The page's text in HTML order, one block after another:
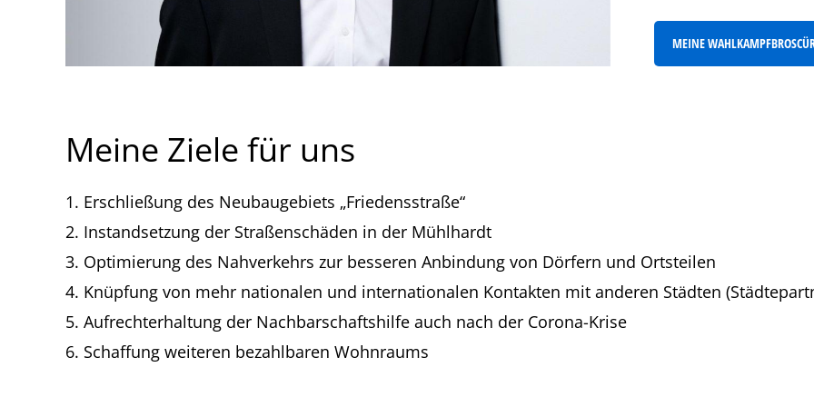
MEINE
Meine Ziele für uns
Erschließung des Neubaugebiets „Friedensstraße“
Instandsetzung der Straßenschäden in der Mühlhardt
Optimierung des Nahverkehrs zur besseren Anbindung von Dörfern und Ortsteilen
Knüpfung von mehr nationalen und internationalen Kontakten mit anderen Städten
Aufrechterhaltung der Nachbarschaftshilfe auch nach der Corona-Krise
Schaffung weiteren bezahlbaren Wohnraums